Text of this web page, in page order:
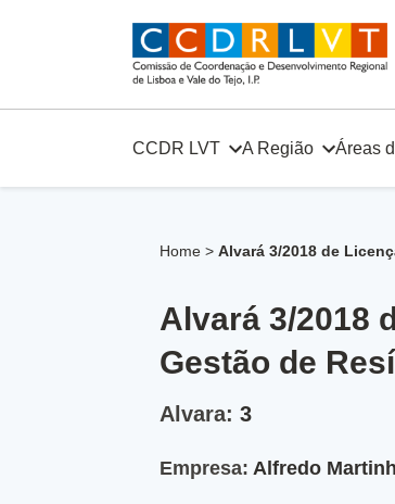
CCDR LVT A Região Áreas
Home > Alvará 3/2018 de
Alvará 3/2018
Gestão de
Alvara: 3
Empresa: Alfredo